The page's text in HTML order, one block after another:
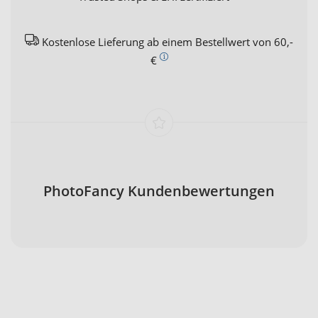
Kostenlose Lieferung ab einem Bestellwert von 60,-
€
PhotoFancy Kundenbewertungen